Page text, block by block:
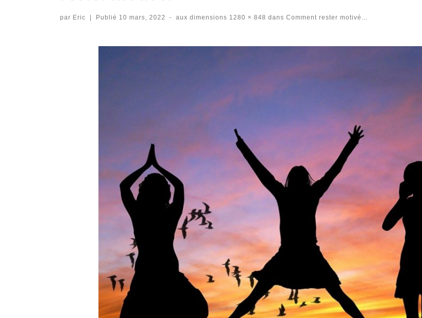
par Eric Publié 10 mars, 2022 - aux dimensions 1280 × 848 dans Comment rester motivé…
Navigation dans les images